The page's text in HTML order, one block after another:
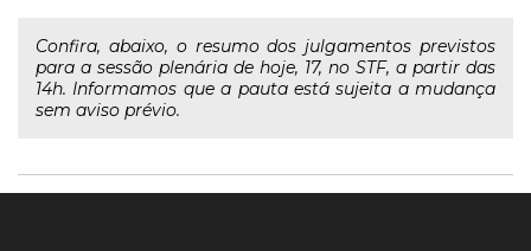
Confira, abaixo, o resumo dos julgamentos previstos
para a sessão plenária de hoje, 17, no STF, a partir das
14h. Informamos que a pauta está sujeita a mudança
sem aviso prévio.